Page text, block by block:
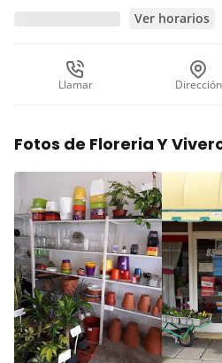
Ver horarios
Llamar Dirección
Fotos de Floreria Y